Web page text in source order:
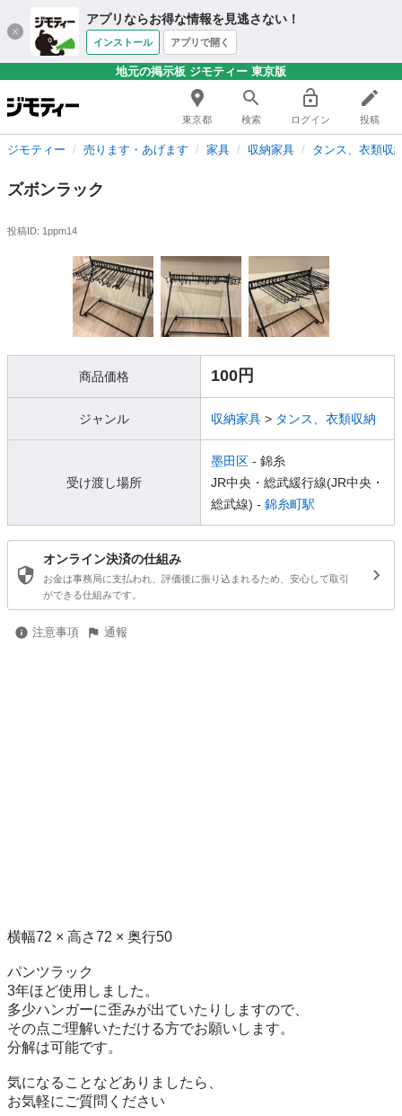
アプリならお得な情報を見逃さない！
インストール アプリで開く
地元の掲示板 ジモティー 東京版
東京都 検索 ログイン 投稿
ジモティー 売ります・あげます 家具 収納家具 タンス、衣類収
ズボンラック
投稿ID: 1ppm14
商品価格 100円
ジャンル 収納家具 > タンス、衣類収納
受け渡し場所
墨田区 - 錦糸
JR中央・総武緩行線(JR中央・
総武線) - 錦糸町駅
オンライン決済の仕組み
お金は事務局に支払われ、評価後に振り込まれるため、安心して取引
ができる仕組みです。
注意事項 通報
横幅72 × 高さ72 × 奥行50
パンツラック
3年ほど使用しました。
多少ハンガーに歪みが出ていたりしますので、
その点ご理解いただける方でお願いします。
分解は可能です。
気になることなどありましたら、
お気軽にご質問ください